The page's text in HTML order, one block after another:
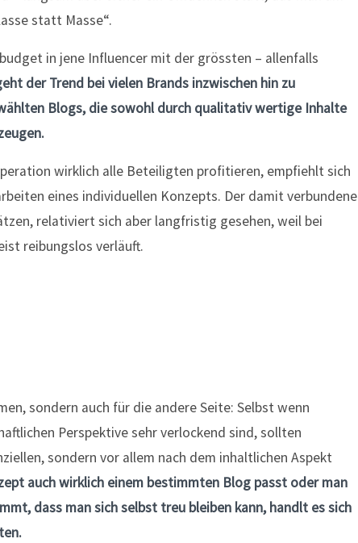
statt Masse“.
in jene Influencer mit der grössten – allenfalls
der Trend bei vielen Brands inzwischen hin zu
Blogs, die sowohl durch qualitativ wertige Inhalte
wirklich alle Beteiligten profitieren, empfiehlt sich
eines individuellen Konzepts. Der damit verbundene
relativiert sich aber langfristig gesehen, weil bei
reibungslos verläuft.
sondern auch für die andere Seite: Selbst wenn
Perspektive sehr verlockend sind, sollten
sondern vor allem nach dem inhaltlichen Aspekt
auch wirklich einem bestimmten Blog passt oder man
dass man sich selbst treu bleiben kann, handlt es sich